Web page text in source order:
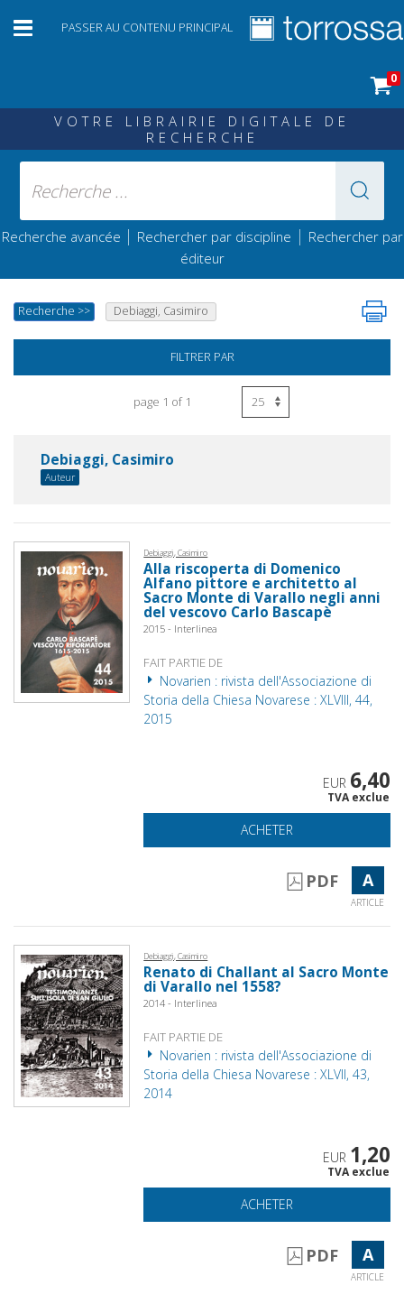
PASSER AU CONTENU PRINCIPAL
0
VOTRE LIBRAIRIE DIGITALE DE
RECHERCHE
Recherche avancée | Rechercher par discipline | Rechercher par
éditeur
Recherche >> Debiaggi, Casimiro
FILTRER PAR
page 1 of 1
Debiaggi, Casimiro
Auteur
Debiaggi, Casimiro
Alla riscoperta di Domenico
Alfano pittore e architetto al
Sacro Monte di Varallo negli anni
del vescovo Carlo Bascapè
2015 - Interlinea
FAIT PARTIE DE
Novarien : rivista dell'Associazione di
Storia della Chiesa Novarese : XLVIII, 44,
2015
EUR 6,40
TVA exclue
ACHETER
PDF A
ARTICLE
Debiaggi, Casimiro
Renato di Challant al Sacro Monte
di Varallo nel 1558?
2014 - Interlinea
FAIT PARTIE DE
Novarien : rivista dell'Associazione di
Storia della Chiesa Novarese : XLVII, 43,
2014
EUR 1,20
TVA exclue
ACHETER
PDF A
ARTICLE